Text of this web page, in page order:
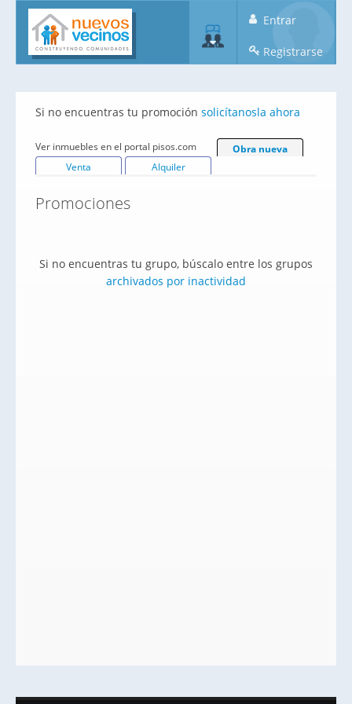
Entrar
Registrarse
Si no encuentras tu promoción solicítanosla ahora
Ver inmuebles en el portal pisos.com
Obra nueva
Venta
Alquiler
Promociones
Si no encuentras tu grupo, búscalo entre los grupos
archivados por inactividad